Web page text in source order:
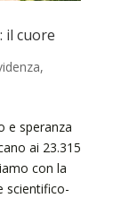
il cuore
,
e speranza
ai 23.315
con la
scientifico-